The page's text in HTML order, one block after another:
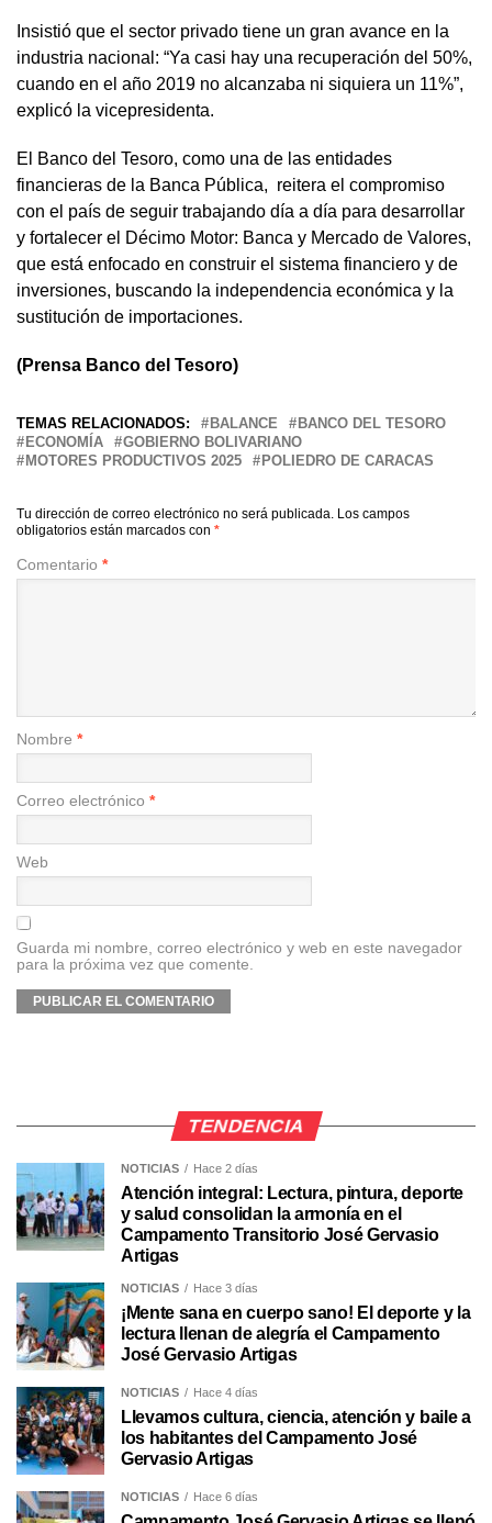
Insistió que el sector privado tiene un gran avance en la
industria nacional: “Ya casi hay una recuperación del 50%,
cuando en el año 2019 no alcanzaba ni siquiera un 11%”,
explicó la vicepresidenta.
El Banco del Tesoro, como una de las entidades
financieras de la Banca Pública, reitera el compromiso
con el país de seguir trabajando día a día para desarrollar
y fortalecer el Décimo Motor: Banca y Mercado de Valores,
que está enfocado en construir el sistema financiero y de
inversiones, buscando la independencia económica y la
sustitución de importaciones.
(Prensa Banco del Tesoro)
TEMAS RELACIONADOS: BALANCE
BANCO DEL TESORO
ECONOMÍA
GOBIERNO BOLIVARIANO
MOTORES PRODUCTIVOS 2025
POLIEDRO DE CARACAS
Tu dirección de correo electrónico no será publicada. Los campos
obligatorios están marcados con *
Comentario *
Nombre *
Correo electrónico *
Web
Guarda mi nombre, correo electrónico y web en este navegador
para la próxima vez que comente.
TENDENCIA
NOTICIAS Hace 2 días
Atención integral: Lectura, pintura, deporte
y salud consolidan la armonía en el
Campamento Transitorio José Gervasio
Artigas
NOTICIAS Hace 3 días
¡Mente sana en cuerpo sano! El deporte y la
lectura llenan de alegría el Campamento
José Gervasio Artigas
NOTICIAS Hace 4 días
Llevamos cultura, ciencia, atención y baile a
los habitantes del Campamento José
Gervasio Artigas
NOTICIAS Hace 6 días